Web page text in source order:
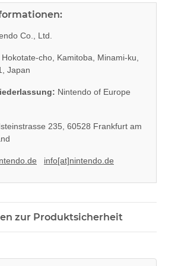
Co., Ltd.
Hokotate-cho, Kamitoba, Minami-ku,
Japan
Nintendo of Europe
235, 60528 Frankfurt am
info[at]nintendo.de
zur Produktsicherheit